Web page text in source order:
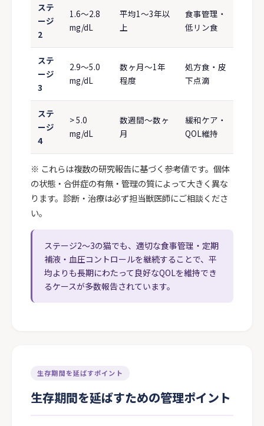
ステ
ージ
2
1.6〜2.8
mg/dL
平均1〜3年以
上
食事管理・
低リン食
ステ
ージ
3
2.9〜5.0
mg/dL
数ヶ月〜1年
程度
処方食・皮
下点滴
ステ
ージ
4
> 5.0
mg/dL
数週間〜数ヶ
月
緩和ケア・
QOL維持
※ これらは複数の研究報告に基づく参考値です。個体
の状態・合併症の有無・管理の質によって大きく異な
ります。診断・治療は必ず担当獣医師にご相談くださ
い。
ステージ2〜3の猫でも、適切な食事管理・定期
補液・血圧コントロールを継続することで、平
均よりも長期にわたって良好なQOLを維持でき
るケースが多数報告されています。
生存期間を延ばすポイント
生存期間を延ばすための管理ポイント